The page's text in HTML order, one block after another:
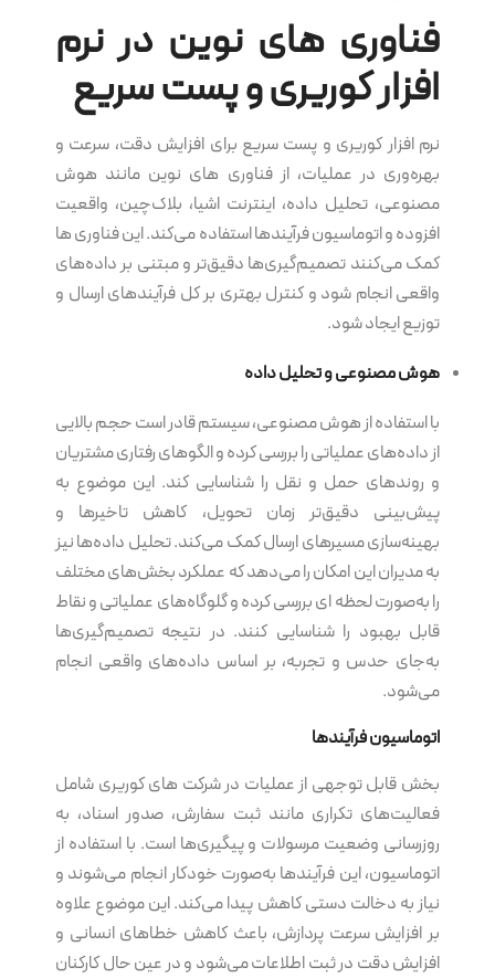
فناوری های نوین در نرم‌
افزار کوریری و پست سریع
نرم‌ افزار کوریری و پست سریع برای افزایش دقت، سرعت و
بهره‌وری در عملیات، از فناوری های نوین مانند هوش
مصنوعی، تحلیل داده، اینترنت اشیا، بلاک‌چین، واقعیت
افزوده و اتوماسیون فرآیندها استفاده می‌کند. این فناوری ها
کمک می‌کنند تصمیم‌گیری‌ها دقیق‌تر و مبتنی بر داده‌های
واقعی انجام شود و کنترل بهتری بر کل فرآیندهای ارسال و
توزیع ایجاد شود.
هوش مصنوعی و تحلیل داده
با استفاده از هوش مصنوعی، سیستم قادر است حجم بالایی
از داده‌های عملیاتی را بررسی کرده و الگوهای رفتاری مشتریان
و روندهای حمل و نقل را شناسایی کند. این موضوع به
پیش‌بینی دقیق‌تر زمان تحویل، کاهش تاخیرها و
بهینه‌سازی مسیرهای ارسال کمک می‌کند. تحلیل داده‌ها نیز
به مدیران این امکان را می‌دهد که عملکرد بخش‌های مختلف
را به‌صورت لحظه ای بررسی کرده و گلوگاه‌های عملیاتی و نقاط
قابل بهبود را شناسایی کنند. در نتیجه تصمیم‌گیری‌ها
به‌جای حدس و تجربه، بر اساس داده‌های واقعی انجام
می‌شود.
اتوماسیون فرآیندها
بخش قابل توجهی از عملیات در شرکت های کوریری شامل
فعالیت‌های تکراری مانند ثبت سفارش، صدور اسناد، به
روزرسانی وضعیت مرسولات و پیگیری‌ها است. با استفاده از
اتوماسیون، این فرآیندها به‌صورت خودکار انجام می‌شوند و
نیاز به دخالت دستی کاهش پیدا می‌کند. این موضوع علاوه
بر افزایش سرعت پردازش، باعث کاهش خطاهای انسانی و
افزایش دقت در ثبت اطلاعات می‌شود و در عین حال کارکنان